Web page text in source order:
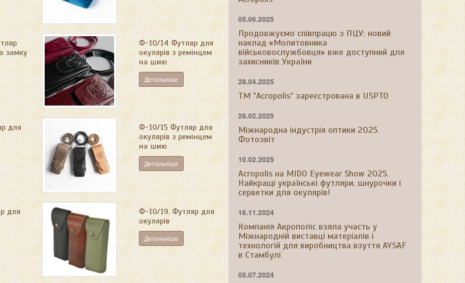
замку
Ф-10/14 Футляр для
окулярів з ремінцем
на шию
Детальніше
для
Ф-10/15 Футляр для
окулярів з ремінцем
на шию
Детальніше
для
Ф-10/19. Футляр для
окулярів
Детальніше
05.06.2025
Продовжуємо співпрацю з ПЦУ: новий
наклад «Молитовника
військовослужбовця» вже доступний для
захисників України
28.04.2025
ТМ "Acropolis" зареєстрована в USPTO
28.02.2025
Міжнародна індустрія оптики 2025.
Фотозвіт
10.02.2025
Acropolis на MIDO Eyewear Show 2025.
Найкращі українські футляри, шнурочки і
серветки для окулярів!
16.11.2024
Компанія Акрополіс взяла участь у
Міжнародній виставці матеріалів і
технологій для виробництва взуття AYSAF
в Стамбулі
05.07.2024